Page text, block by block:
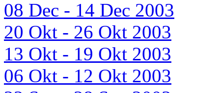
08 Dec - 14 Dec 2003
20 Okt - 26 Okt 2003
13 Okt - 19 Okt 2003
06 Okt - 12 Okt 2003